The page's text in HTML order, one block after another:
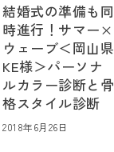
結婚式の準備も同
時進行！サマー×
ウェーブ＜岡山県
KE様＞パーソナ
ルカラー診断と骨
格スタイル診断
2018年6月26日